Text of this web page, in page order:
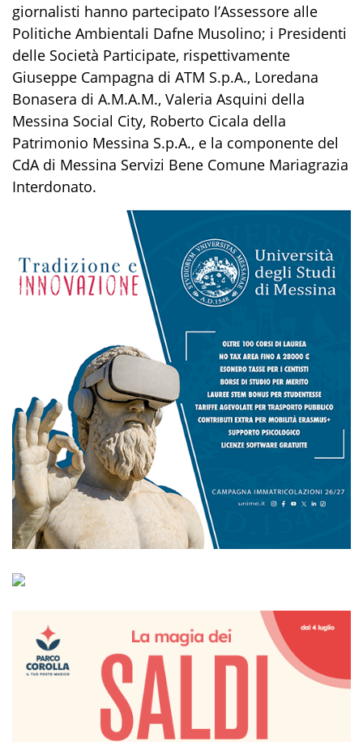
giornalisti hanno partecipato l’Assessore alle
Politiche Ambientali Dafne Musolino; i Presidenti
delle Società Participate, rispettivamente
Giuseppe Campagna di ATM S.p.A., Loredana
Bonasera di A.M.A.M., Valeria Asquini della
Messina Social City, Roberto Cicala della
Patrimonio Messina S.p.A., e la componente del
CdA di Messina Servizi Bene Comune Mariagrazia
Interdonato.